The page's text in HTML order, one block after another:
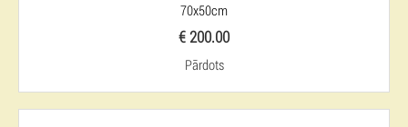
70x50cm
€ 200.00
Pārdots